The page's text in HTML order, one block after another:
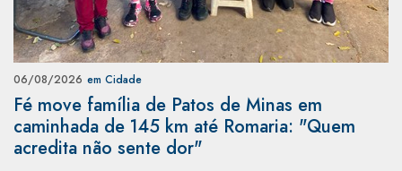
06/08/2026 em Cidade
Fé move família de Patos de Minas em
caminhada de 145 km até Romaria: "Quem
acredita não sente dor"